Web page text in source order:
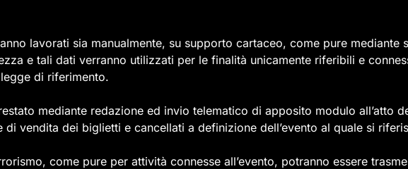
lavorati sia manualmente, su supporto cartaceo, come pure mediante
e tali dati verranno utilizzati per le finalità unicamente riferibili e
di riferimento.
mediante redazione ed invio telematico di apposito modulo all’atto
vendita dei biglietti e cancellati a definizione dell’evento al quale si
come pure per attività connesse all’evento, potranno essere